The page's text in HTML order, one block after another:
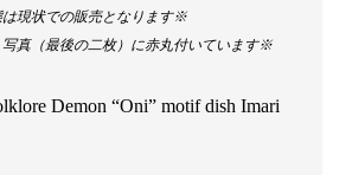
現状での販売となります※
真（最後の二枚）に赤丸付いています※
Demon “Oni” motif dish Imari